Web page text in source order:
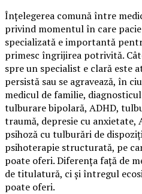
Înțelegerea comună între
privind momentul în care
specializată e importantă
primesc îngrijirea potrivită.
spre un specialist e clară este
persistă sau se agravează, în
medicul de familie,
tulburare bipolară, ADHD,
traumă, depresie cu anxietate,
psihoză cu tulburări de
psihoterapie structurată, pe
poate oferi. Diferența față de
de titulatură, ci și întregul
poate oferi.